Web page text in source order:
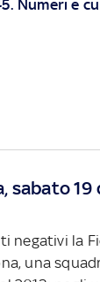
Numeri e
sabato 19
negativi la
una